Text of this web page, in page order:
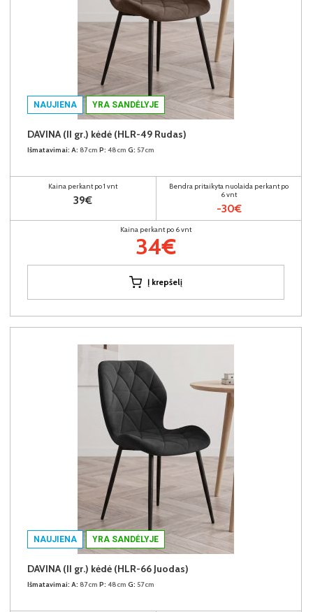
NAUJIENA YRA SANDĖLYJE
DAVINA (II gr.) kėdė (HLR-49 Rudas)
Išmatavimai: A: 87cm P: 48cm G: 57cm
Kaina perkant po 1 vnt
39€
Bendra pritaikyta nuolaida perkant po
6 vnt
-30€
Kaina perkant po 6 vnt
34€
Į krepšelį
NAUJIENA YRA SANDĖLYJE
DAVINA (II gr.) kėdė (HLR-66 Juodas)
Išmatavimai: A: 87cm P: 48cm G: 57cm